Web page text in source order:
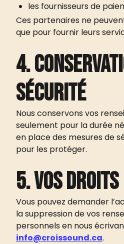
les fournisseurs de
Ces partenaires ne
que pour fournir leurs
4.
sécurité
Nous conservons vos
seulement pour la durée
en place des mesures de
pour les protéger.
5. Vos droits
Vous pouvez demander
la suppression de vos
personnels en nous
info@croissound.ca.